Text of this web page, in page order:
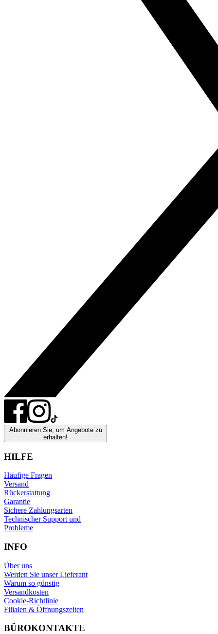
Abonnieren Sie, um Angebote zu
erhalten!
HILFE
Häufige Fragen
Versand
Rückerstattung
Garantie
Sichere Zahlungsarten
Technischer Support und
Probleme
INFO
Über uns
Werden Sie unser Lieferant
Warum so günstig
Versandkosten
Cookie-Richtlinie
Filialen & Öffnungszeiten
BÜROKONTAKTE